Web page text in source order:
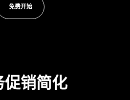
免费开始
促销简化